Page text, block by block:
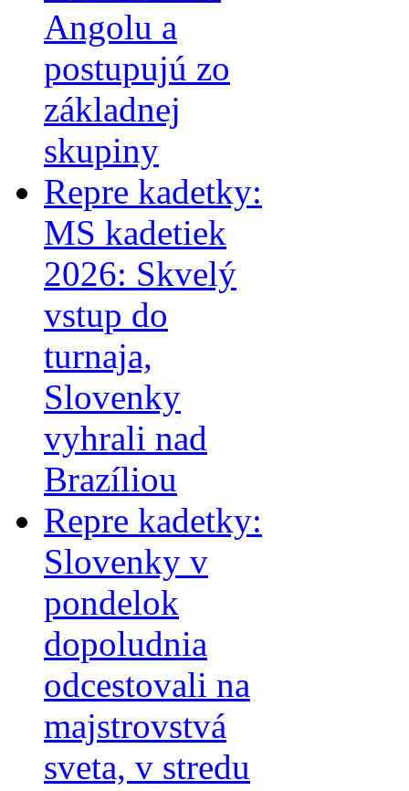
Angolu a
postupujú zo
základnej
skupiny
Repre kadetky:
MS kadetiek
2026: Skvelý
vstup do
turnaja,
Slovenky
vyhrali nad
Brazíliou
Repre kadetky:
Slovenky v
pondelok
dopoludnia
odcestovali na
majstrovstvá
sveta, v stredu